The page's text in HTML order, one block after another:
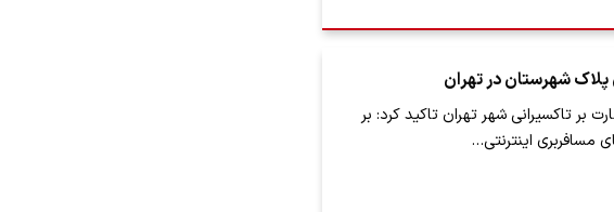
شهرستان در تهران
بر تاکسیرانی شهر تهران تاکید کرد: بر
اینترنتی…